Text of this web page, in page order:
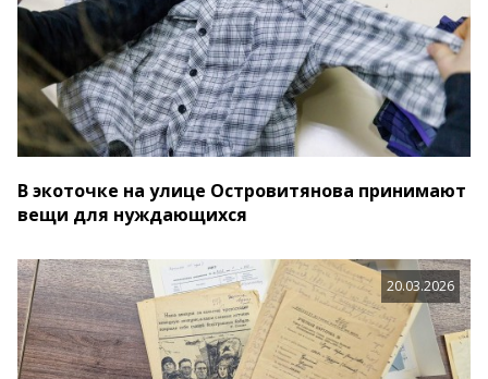
В экоточке на улице Островитянова принимают
вещи для нуждающихся
20.03.2026